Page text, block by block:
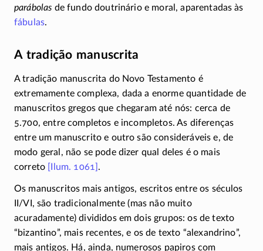
parábolas de fundo doutrinário e moral, aparentadas às
fábulas.
A tradição manuscrita
A tradição manuscrita do Novo Testamento é
extremamente complexa, dada a enorme quantidade de
manuscritos gregos que chegaram até nós: cerca de
5.700, entre completos e incompletos. As diferenças
entre um manuscrito e outro são consideráveis e, de
modo geral, não se pode dizer qual deles é o mais
correto
[Ilum. 1061] .
Os manuscritos mais antigos, escritos entre os séculos
II/VI , são tradicionalmente (mas não muito
acuradamente) divididos em dois grupos: os de texto
“bizantino”, mais recentes, e os de texto “alexandrino”,
mais antigos. Há, ainda, numerosos papiros com